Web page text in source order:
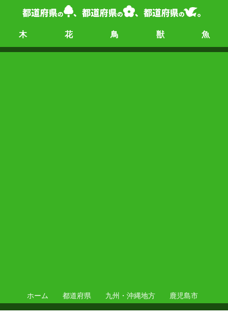
木 花 鳥 獣 魚
ホーム 都道府県 九州・沖縄地方 鹿児島市